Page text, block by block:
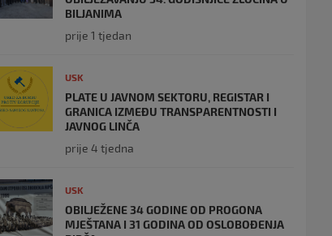
BILJANIMA
prije 1 tjedan
USK
PLATE U JAVNOM SEKTORU, REGISTAR I
GRANICA IZMEĐU TRANSPARENTNOSTI I
JAVNOG LINČA
prije 4 tjedna
USK
OBILJEŽENE 34 GODINE OD PROGONA
MJEŠTANA I 31 GODINA OD OSLOBOĐENJA